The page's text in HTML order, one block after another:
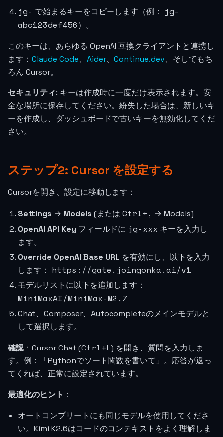
jg- で始まるキーをコピーします（例： jg-
abc123def456）。
このキーは、あらゆる OpenAI 互換クライアントと連携し
ます： Claude Code、 Aider、 Continue.dev、そしてもち
ろん Cursor。
セキュリティ: キーは作成時に一度だけ表示されます。安
全な場所に保存してください。紛失した場合は、新しいキ
ーを作成し、ダッシュボードで古いキーを無効化してくだ
さい。
ステップ2: Cursor を設定する
Cursorを開き、設定に移動します：
Settings → Models (または Ctrl+, → Models)
OpenAI API Key フィールドに jg-xxx キーを入力し
ます。
Override OpenAI Base URL を有効にし、以下を入力
します： https://gate.joingonka.ai/v1
モデルリストに以下を追加します：
MiniMaxAI/MiniMax-M2.7
Chat、Composer、Autocompleteのメインモデルと
して選択します。
確認：Cursor Chat (Ctrl+L) を開き、質問を入力しま
す。例：「Pythonでソート関数を書いて」。応答が返っ
てくれば、正常に設定されています。
最適化のヒント ：
オートコンプリートにも同じモデルを使用してくださ
い。Kimi K2.6はコードのコンテキストをよく理解しま